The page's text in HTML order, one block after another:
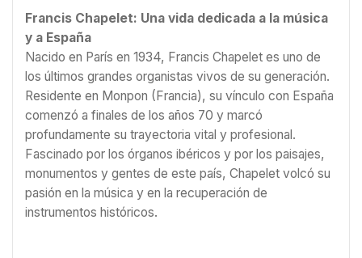
Francis Chapelet: Una vida dedicada a la música
y a España
Nacido en París en 1934, Francis Chapelet es uno de
los últimos grandes organistas vivos de su generación.
Residente en Monpon (Francia), su vínculo con España
comenzó a finales de los años 70 y marcó
profundamente su trayectoria vital y profesional.
Fascinado por los órganos ibéricos y por los paisajes,
monumentos y gentes de este país, Chapelet volcó su
pasión en la música y en la recuperación de
instrumentos históricos.